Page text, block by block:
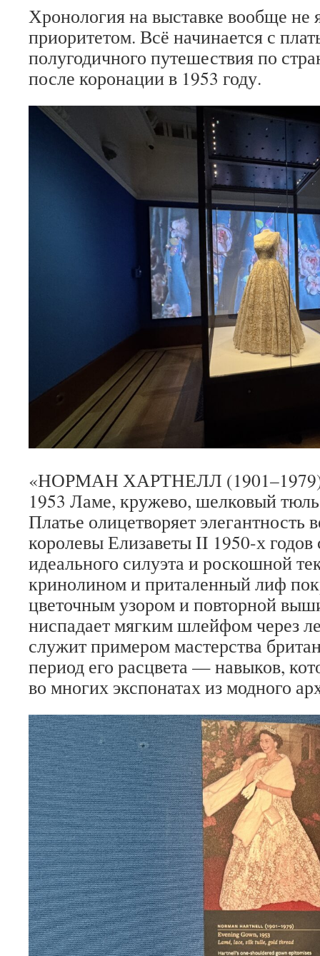
Хронология на выставке вообще не
приоритетом. Всё начинается с
полугодичного путешествия по
после коронации в 1953 году.
«НОРМАН ХАРТНЕЛЛ (1901–1979)
1953 Ламе, кружево, шелковый
Платье олицетворяет элегантность
королевы Елизаветы II 1950-х годов
идеального силуэта и роскошной
кринолином и приталенный лиф
цветочным узором и повторной
ниспадает мягким шлейфом через
служит примером мастерства
период его расцвета — навыков,
во многих экспонатах из модного